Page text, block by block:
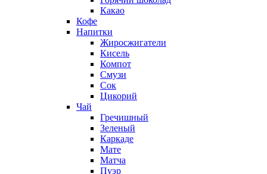
Какао
Кофе
Напитки
Жиросжигатели
Кисель
Компот
Смузи
Сок
Цикорий
Чай
Гречишный
Зеленый
Каркаде
Мате
Матча
Пуэр